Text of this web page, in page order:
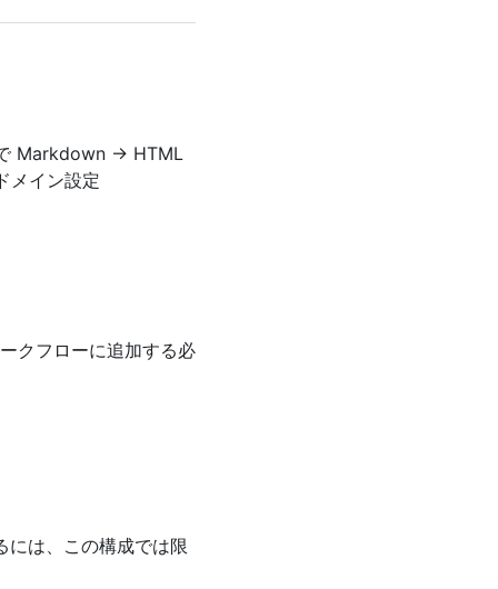
Markdown → HTML
メイン設定
クフローに追加する必
は、この構成では限